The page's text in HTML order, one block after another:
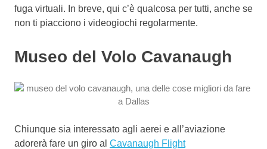
fuga virtuali. In breve, qui c’è qualcosa per tutti, anche se
non ti piacciono i videogiochi regolarmente.
Museo del Volo Cavanaugh
Chiunque sia interessato agli aerei e all’aviazione
adorerà fare un giro al Cavanaugh Flight